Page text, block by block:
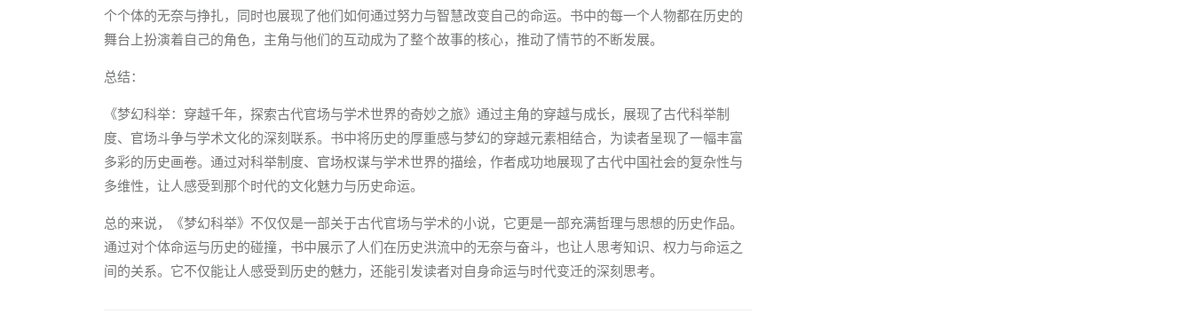
个个体的无奈与挣扎，同时也展现了他们如何通过努力与智慧改变自己的命运。书中的每一个人物都在历史的
舞台上扮演着自己的角色，主角与他们的互动成为了整个故事的核心，推动了情节的不断发展。
总结：
《梦幻科举：穿越千年，探索古代官场与学术世界的奇妙之旅》通过主角的穿越与成长，展现了古代科举制
度、官场斗争与学术文化的深刻联系。书中将历史的厚重感与梦幻的穿越元素相结合，为读者呈现了一幅丰富
多彩的历史画卷。通过对科举制度、官场权谋与学术世界的描绘，作者成功地展现了古代中国社会的复杂性与
多维性，让人感受到那个时代的文化魅力与历史命运。
总的来说，《梦幻科举》不仅仅是一部关于古代官场与学术的小说，它更是一部充满哲理与思想的历史作品。
通过对个体命运与历史的碰撞，书中展示了人们在历史洪流中的无奈与奋斗，也让人思考知识、权力与命运之
间的关系。它不仅能让人感受到历史的魅力，还能引发读者对自身命运与时代变迁的深刻思考。